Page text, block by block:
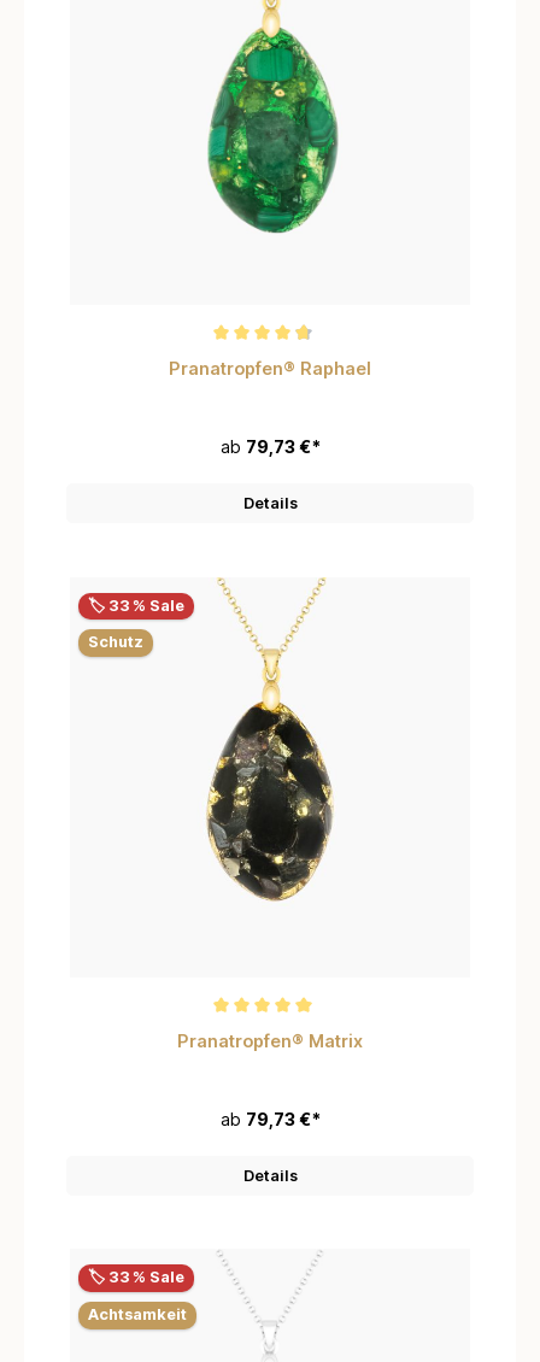
Durchschnittliche Bewertung von 4.7 von 5 Sternen
Pranatropfen® Raphael
ab 79,73 €*
Details
🏷️ 33 % Sale
Schutz
Durchschnittliche Bewertung von 5 von 5 Sternen
Pranatropfen® Matrix
ab 79,73 €*
Details
🏷️ 33 % Sale
Achtsamkeit